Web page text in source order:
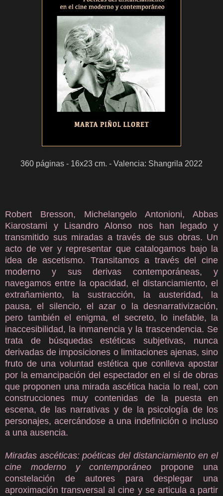
360 páginas - 16x23 cm. - Valencia: Shangrila 2022
Robert Bresson, Michelangelo Antonioni, Abbas
Kiarostami y Lisandro Alonso nos han legado y
transmitido sus miradas a través de sus obras. Un
acto de ver y representar que catalogamos bajo la
idea de ascetismo. Transitamos a través del cine
moderno y sus derivas contemporáneas, y
navegamos entre la opacidad, el distanciamiento, el
extrañamiento, la sustracción, la austeridad, la
pausa, el silencio, el azar o la desnarrativización,
pero también el enigma, el secreto, lo inefable, la
inaccesibilidad, la inmanencia y la trascendencia. Se
trata de búsquedas estéticas subjetivas, nunca
derivadas de imposiciones o limitaciones ajenas, sino
fruto de una voluntad estética que conlleva apostar
por la emancipación del espectador en el sí de obras
que proponen una mirada ascética hacia lo real, con
construcciones muy contenidas de la puesta en
escena, de las narrativas y de la psicología de los
personajes, acercándose a una indefinición o incluso
a una ausencia.
Miradas ascéticas: poéticas del distanciamiento en el
cine moderno y contemporáneo propone una
constelación de autores para desplegar una
aproximación transversal al cine y se articula a partir